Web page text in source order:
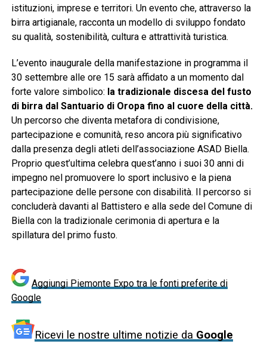
istituzioni, imprese e territori. Un evento che, attraverso la
birra artigianale, racconta un modello di sviluppo fondato
su qualità, sostenibilità, cultura e attrattività turistica.
L’evento inaugurale della manifestazione in programma il
30 settembre alle ore 15 sarà affidato a un momento dal
forte valore simbolico: la tradizionale discesa del fusto
di birra dal Santuario di Oropa fino al cuore della città.
Un percorso che diventa metafora di condivisione,
partecipazione e comunità, reso ancora più significativo
dalla presenza degli atleti dell’associazione ASAD Biella.
Proprio quest’ultima celebra quest’anno i suoi 30 anni di
impegno nel promuovere lo sport inclusivo e la piena
partecipazione delle persone con disabilità. Il percorso si
concluderà davanti al Battistero e alla sede del Comune di
Biella con la tradizionale cerimonia di apertura e la
spillatura del primo fusto.
Aggiungi Piemonte Expo tra le fonti preferite di
Google
Ricevi le nostre ultime notizie da Google